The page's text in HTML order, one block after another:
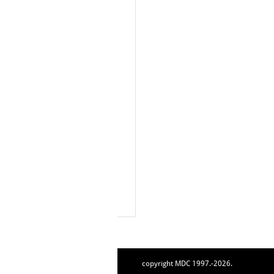
copyright MDC 1997.-2026.